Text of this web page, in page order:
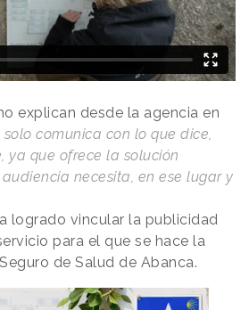
explican desde la agencia en
solo comunica con lo que dice,
ya que ofrece la solución
necesita, en ese lugar y
logrado vincular la publicidad
para el que se hace la
de Salud de Abanca.